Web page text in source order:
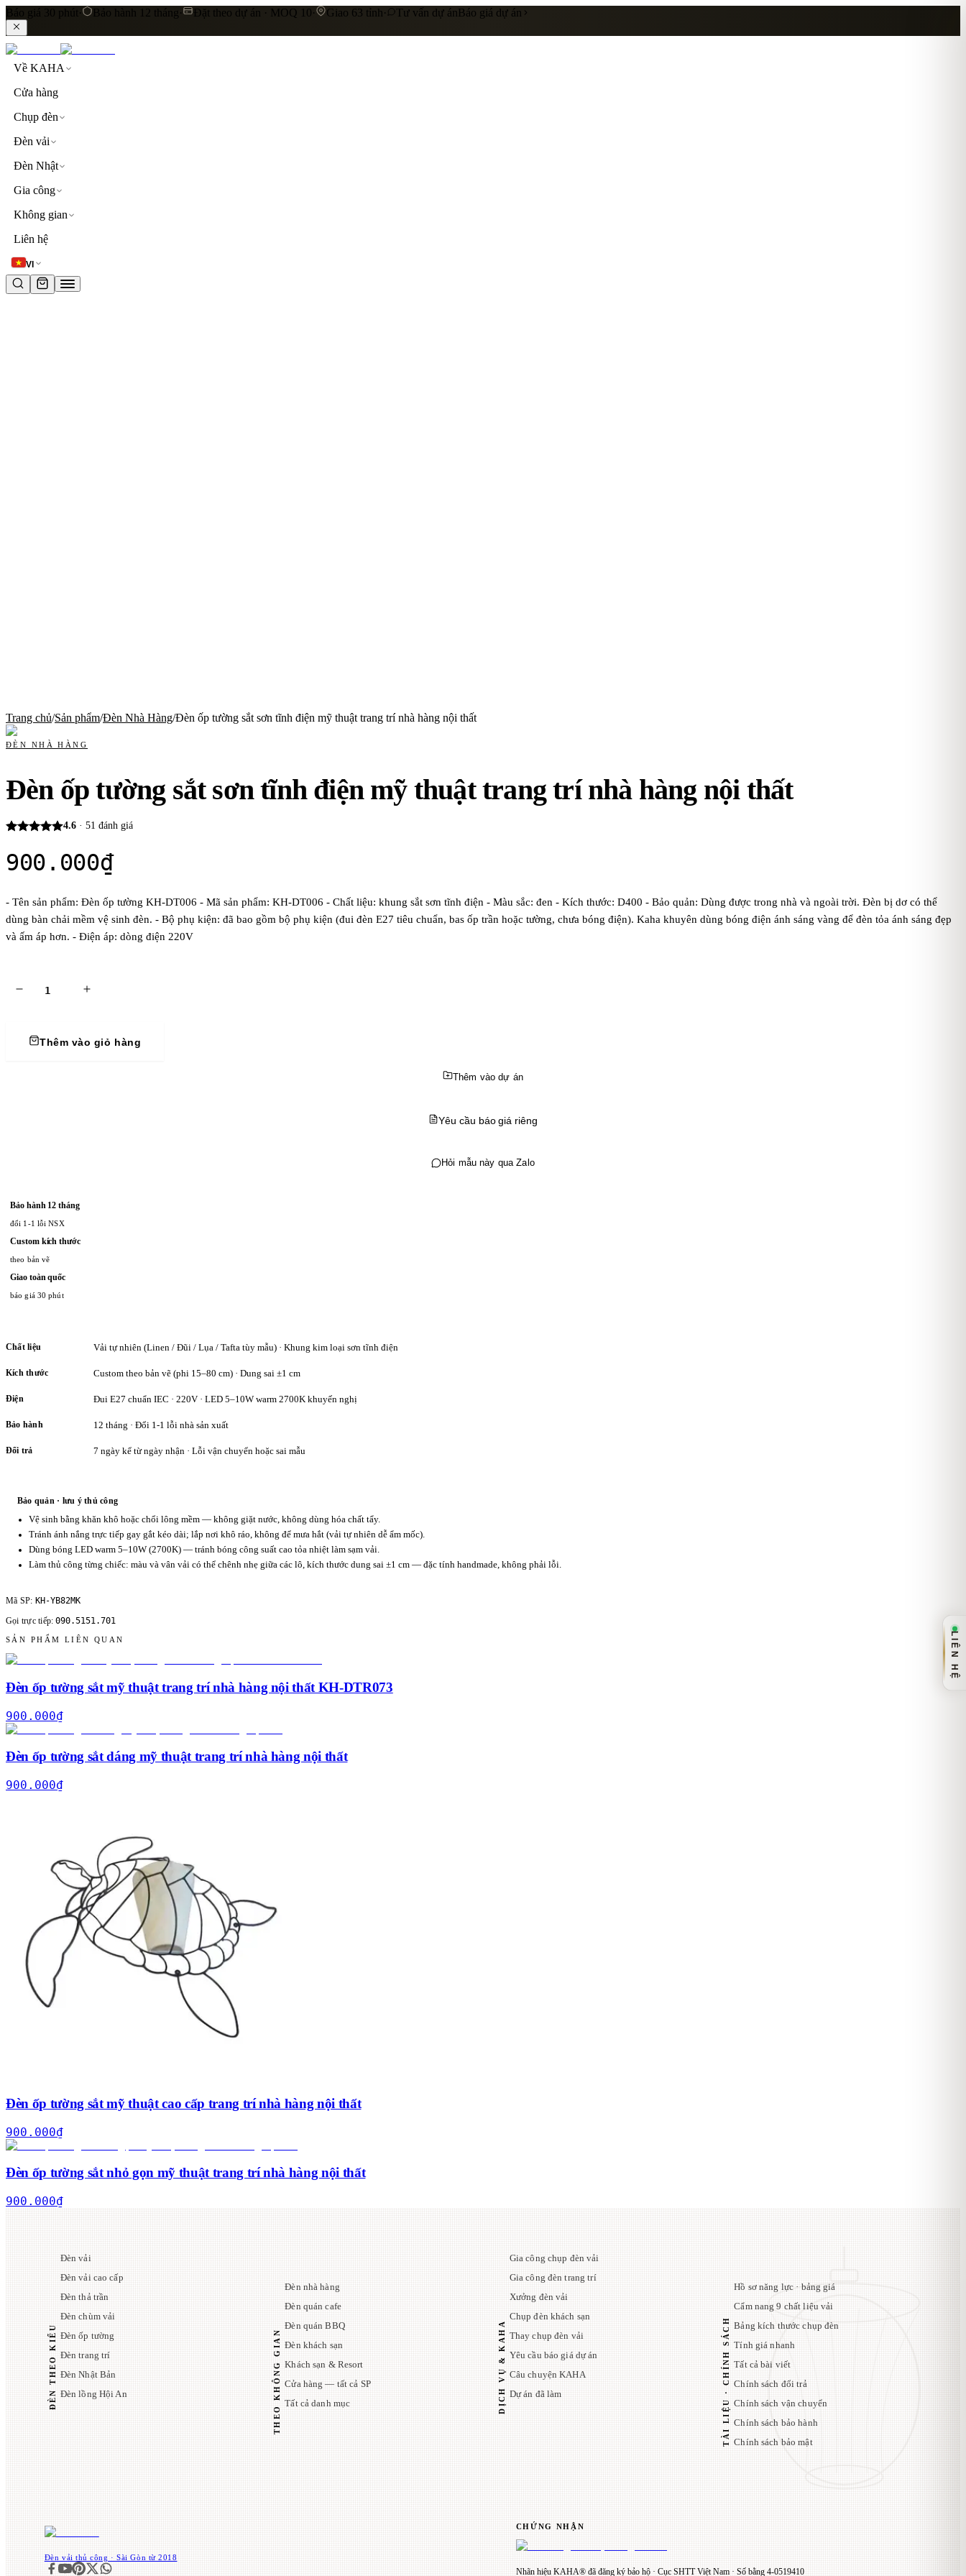
Báo giá 30 phút · Bảo hành 12 tháng · Đặt theo dự án · MOQ 10· Giao 63 tỉnh· Tư vấn dự ánBáo giá dự án
Về KAHA
Cửa hàng
Chụp đèn
Đèn vải
Đèn Nhật
Gia công
Không gian
Liên hệ
VI
LIÊN KẾT NHANH
đèn thả trần
Trang chủ/Sản phẩm/Đèn Nhà Hàng/Đèn ốp tường sắt sơn tĩnh điện mỹ thuật trang trí nhà hàng nội thất
ĐÈN NHÀ HÀNG
Đèn ốp tường sắt sơn tĩnh điện mỹ thuật trang trí nhà hàng nội thất
4.6 · 51 đánh giá
900.000₫
- Tên sản phẩm: Đèn ốp tường KH-DT006 - Mã sản phẩm: KH-DT006 - Chất liệu: khung sắt sơn tĩnh điện - Màu sắc: đen - Kích thước: D400 - Bảo quản: Dùng được trong nhà và ngoài trời. Đèn bị dơ có thể
dùng bàn chải mềm vệ sinh đèn. - Bộ phụ kiện: đã bao gồm bộ phụ kiện (đui đèn E27 tiêu chuẩn, bas ốp trần hoặc tường, chưa bóng điện). Kaha khuyên dùng bóng điện ánh sáng vàng để đèn tỏa ánh sáng đẹp
và ấm áp hơn. - Điện áp: dòng điện 220V
Thêm vào giỏ hàng
Thêm vào dự án
Yêu cầu báo giá riêng
Hỏi mẫu này qua Zalo
Bảo hành 12 tháng
đổi 1-1 lỗi NSX
Custom kích thước
theo bản vẽ
Giao toàn quốc
báo giá 30 phút
Chất liệu Vải tự nhiên (Linen / Đũi / Lụa / Tafta tùy mẫu) · Khung kim loại sơn tĩnh điện
Kích thước Custom theo bản vẽ (phi 15–80 cm) · Dung sai ±1 cm
Điện Đui E27 chuẩn IEC · 220V · LED 5–10W warm 2700K khuyến nghị
Bảo hành 12 tháng · Đổi 1-1 lỗi nhà sản xuất
Đổi trả 7 ngày kể từ ngày nhận · Lỗi vận chuyển hoặc sai mẫu
Bảo quản · lưu ý thủ công
Vệ sinh bằng khăn khô hoặc chổi lông mềm — không giặt nước, không dùng hóa chất tẩy.
Tránh ánh nắng trực tiếp gay gắt kéo dài; lắp nơi khô ráo, không để mưa hắt (vải tự nhiên dễ ẩm mốc).
Dùng bóng LED warm 5–10W (2700K) — tránh bóng công suất cao tỏa nhiệt làm sạm vải.
Làm thủ công từng chiếc: màu và vân vải có thể chênh nhẹ giữa các lô, kích thước dung sai ±1 cm — đặc tính handmade, không phải lỗi.
Mã SP: KH-YB82MK
Gọi trực tiếp:090.5151.701
SẢN PHẨM LIÊN QUAN
Đèn ốp tường sắt mỹ thuật trang trí nhà hàng nội thất KH-DTR073
900.000₫
Đèn ốp tường sắt dáng mỹ thuật trang trí nhà hàng nội thất
900.000₫
Đèn ốp tường sắt mỹ thuật cao cấp trang trí nhà hàng nội thất
900.000₫
Đèn ốp tường sắt nhỏ gọn mỹ thuật trang trí nhà hàng nội thất
900.000₫
ĐÈN THEO KIỂU
Đèn vải
Đèn vải cao cấp
Đèn thả trần
Đèn chùm vải
Đèn ốp tường
Đèn trang trí
Đèn Nhật Bản
Đèn lồng Hội An
THEO KHÔNG GIAN
Đèn nhà hàng
Đèn quán cafe
Đèn quán BBQ
Đèn khách sạn
Khách sạn & Resort
Cửa hàng — tất cả SP
Tất cả danh mục
DỊCH VỤ & KAHA
Gia công chụp đèn vải
Gia công đèn trang trí
Xưởng đèn vải
Chụp đèn khách sạn
Thay chụp đèn vải
Yêu cầu báo giá dự án
Câu chuyện KAHA
Dự án đã làm
TÀI LIỆU · CHÍNH SÁCH
Hồ sơ năng lực · bảng giá
Cẩm nang 9 chất liệu vải
Bảng kích thước chụp đèn
Tính giá nhanh
Tất cả bài viết
Chính sách đổi trả
Chính sách vận chuyển
Chính sách bảo hành
Chính sách bảo mật
Đèn vải thủ công · Sài Gòn từ 2018
CHỨNG NHẬN
Nhãn hiệu KAHA® đã đăng ký bảo hộ · Cục SHTT Việt Nam · Số bằng 4-0519410
LIÊN HỆ